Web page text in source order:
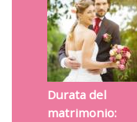
Durata del
matrimonio: